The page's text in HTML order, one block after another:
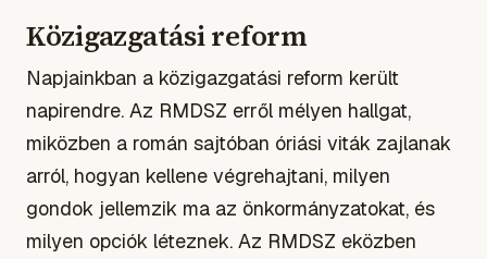
Közigazgatási reform
Napjainkban a közigazgatási reform került
napirendre. Az RMDSZ erről mélyen hallgat,
miközben a román sajtóban óriási viták zajlanak
arról, hogyan kellene végrehajtani, milyen
gondok jellemzik ma az önkormányzatokat, és
milyen opciók léteznek. Az RMDSZ eközben